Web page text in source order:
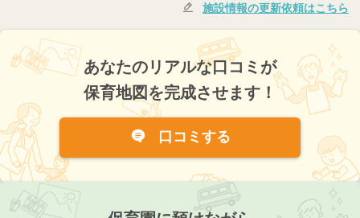
施設情報の更新依頼はこちら
あなたのリアルな口コミが
保育地図を完成させます！
口コミする